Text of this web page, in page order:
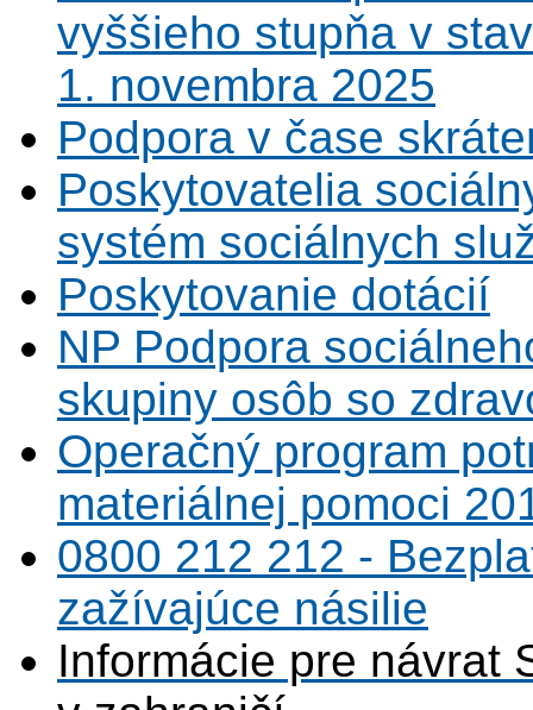
vyššieho stupňa v
1. novembra 2025
Podpora v čase
Poskytovatelia
systém sociálnych
Poskytovanie dotácií
NP Podpora
skupiny osôb so
Operačný program
materiálnej pomoci
0800 212 212 -
zažívajúce násilie
Informácie pre návrat